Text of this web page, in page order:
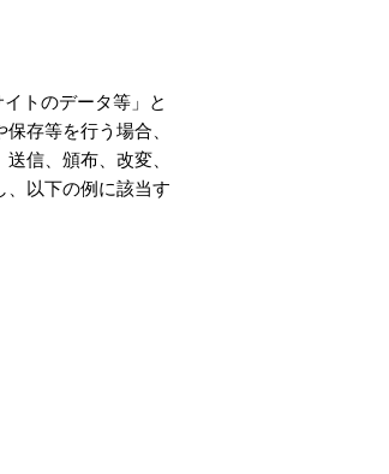
トのデータ等」と
存等を行う場合、
信、頒布、改変、
、以下の例に該当す